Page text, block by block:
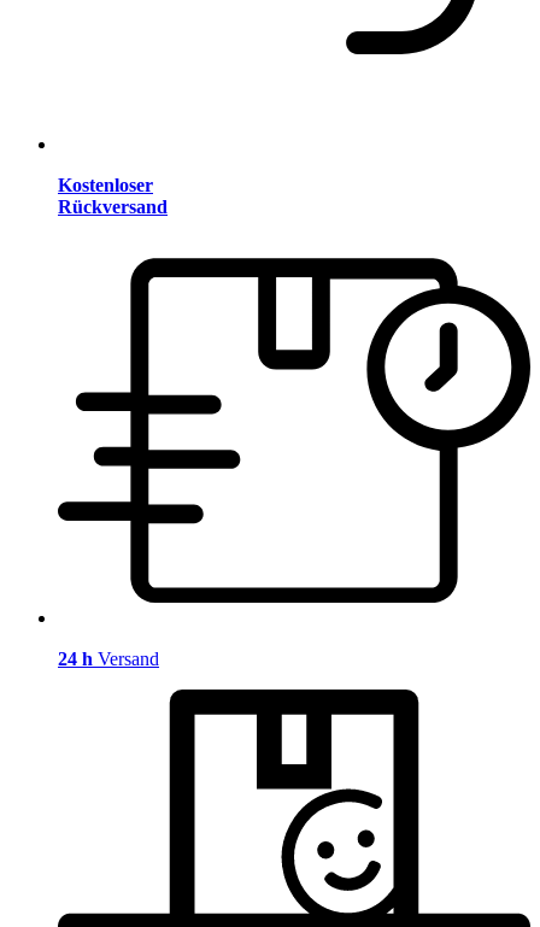
Kostenloser
Rückversand
24 h Versand